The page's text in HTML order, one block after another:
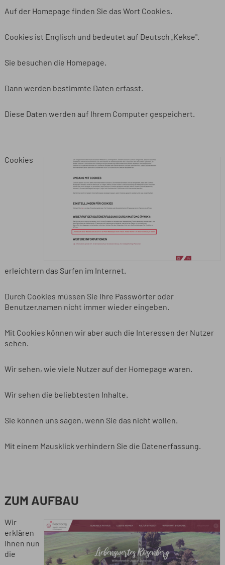
Auf der Homepage finden Sie das Wort Cookies.
Cookies ist Englisch und bedeutet auf Deutsch „Kekse".
Sie besuchen die Homepage.
Dann werden bestimmte Daten erfasst.
Diese Daten werden auf Ihrem Computer gespeichert.
Cookies
erleichtern das Surfen im Internet.
Durch Cookies müssen Sie Ihre Passwörter oder
Benutzer·namen nicht immer wieder eingeben.
Mit Cookies können wir aber auch die Interessen der Nutzer
sehen.
Wir sehen, wie viele Nutzer auf der Homepage waren.
Wir sehen die beliebtesten Inhalte.
Sie können uns sagen, wenn Sie das nicht wollen.
Mit einem Mausklick verhindern Sie die Datenerfassung.
ZUM AUFBAU
Wir
erklären
Ihnen nun
die